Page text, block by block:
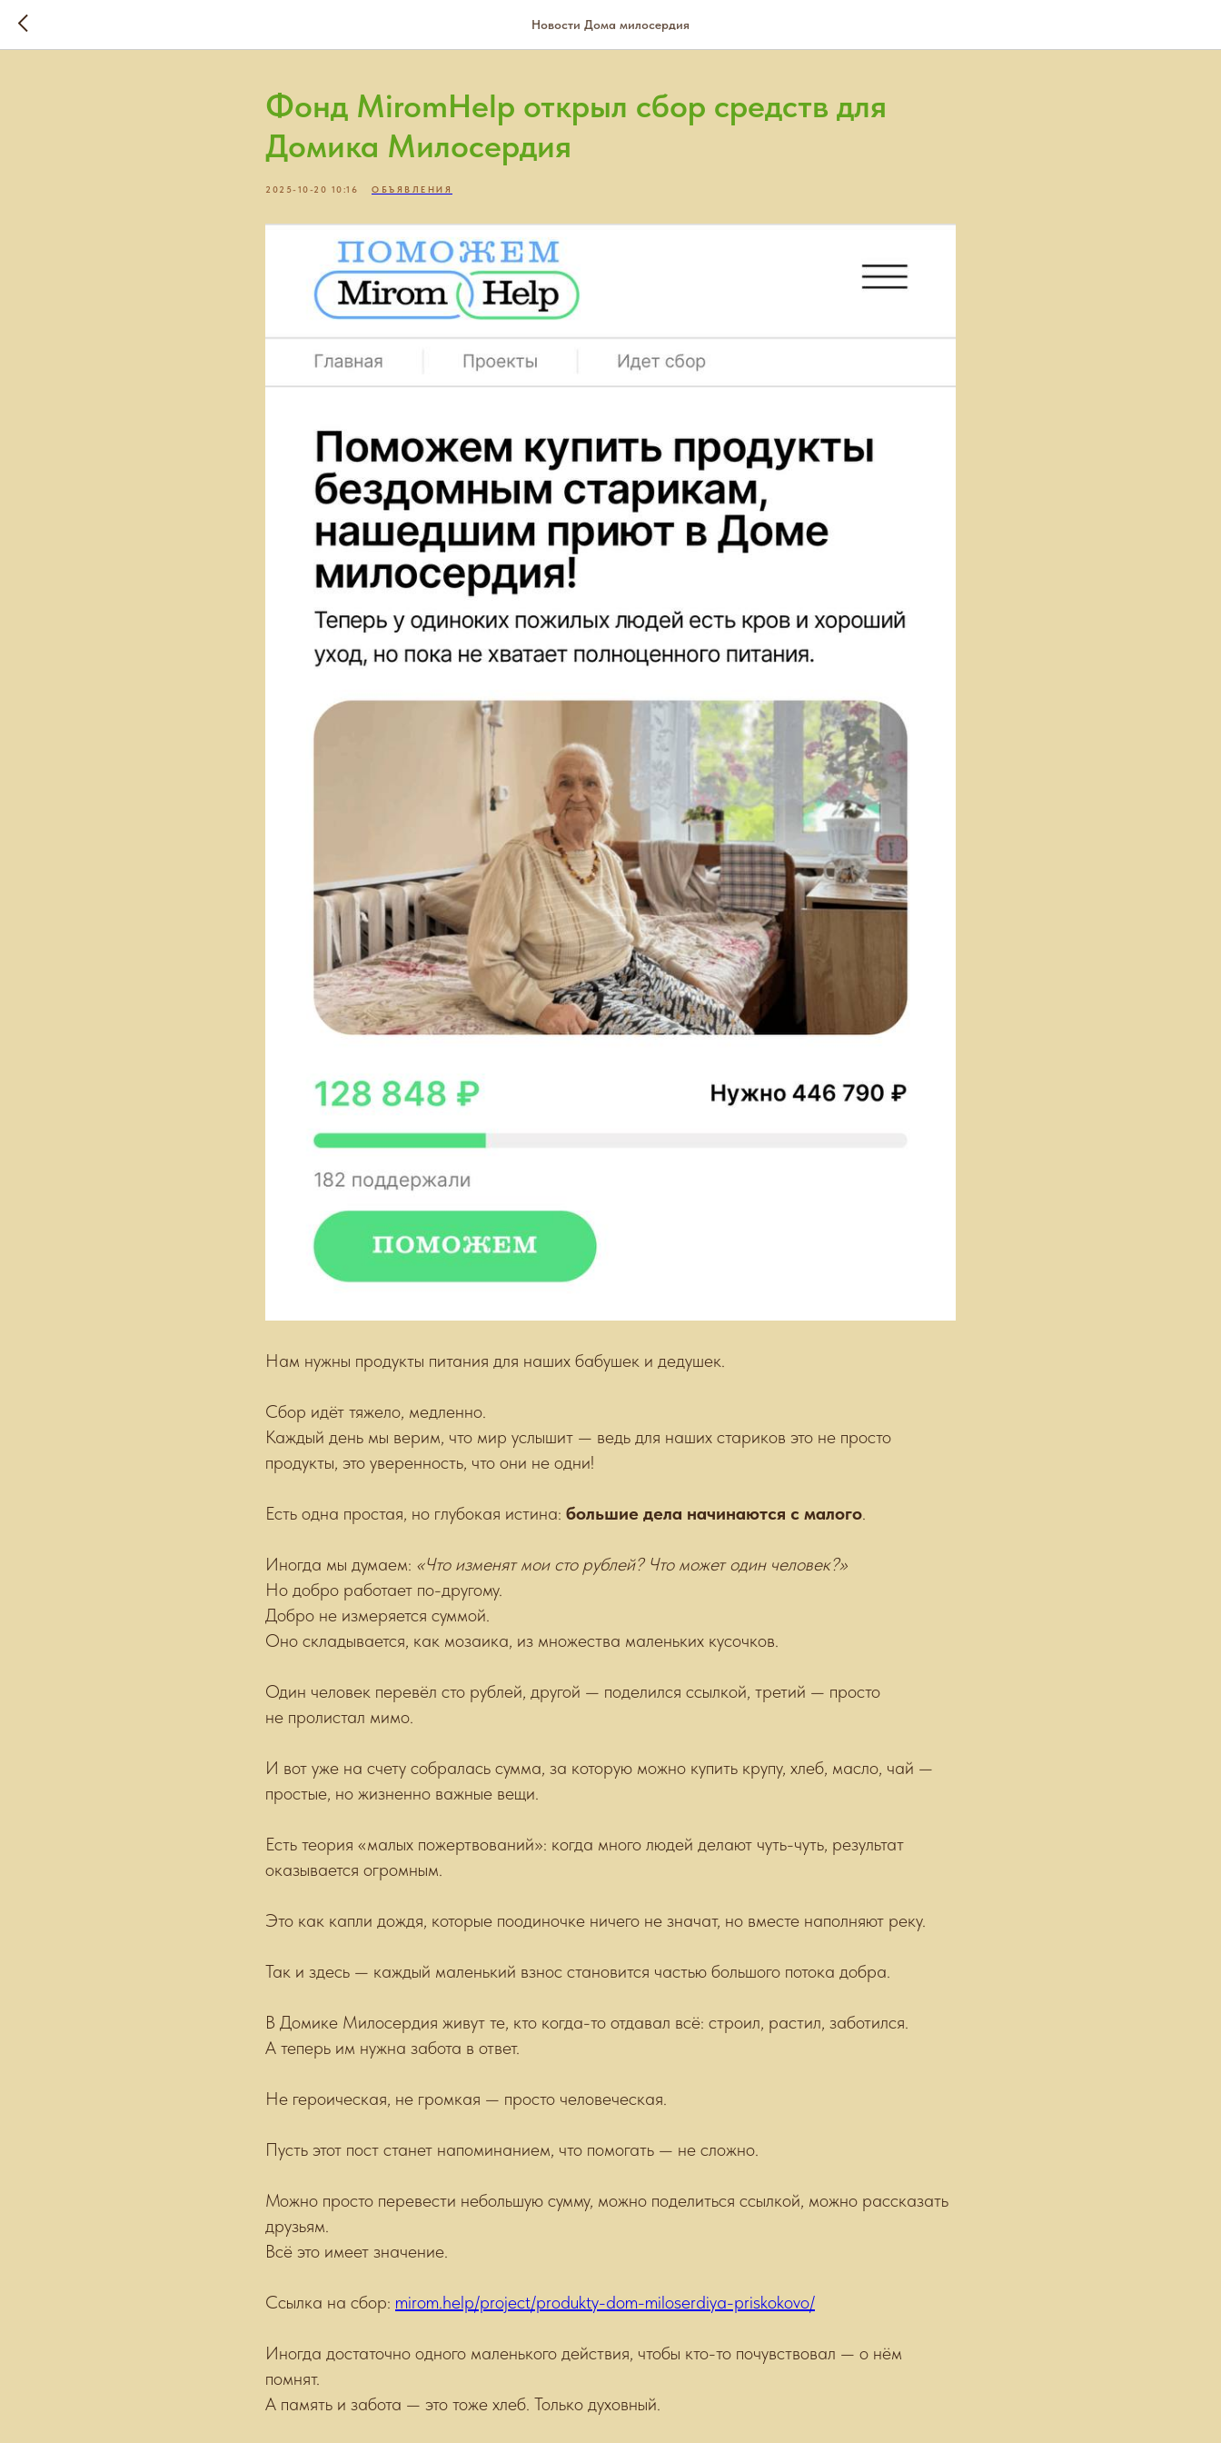
Новости Дома милосердия
Фонд MiromHelp открыл сбор средств для
Домика Милосердия
2025-10-20 10:16 ОБЪЯВЛЕНИЯ
Нам нужны продукты питания для наших бабушек и дедушек.
Сбор идёт тяжело, медленно.
Каждый день мы верим, что мир услышит — ведь для наших стариков это не просто
продукты, это уверенность, что они не одни!
Есть одна простая, но глубокая истина: большие дела начинаются с малого.
Иногда мы думаем: «Что изменят мои сто рублей? Что может один человек?»
Но добро работает по-другому.
Добро не измеряется суммой.
Оно складывается, как мозаика, из множества маленьких кусочков.
Один человек перевёл сто рублей, другой — поделился ссылкой, третий — просто
не пролистал мимо.
И вот уже на счету собралась сумма, за которую можно купить крупу, хлеб, масло, чай —
простые, но жизненно важные вещи.
Есть теория «малых пожертвований»: когда много людей делают чуть-чуть, результат
оказывается огромным.
Это как капли дождя, которые поодиночке ничего не значат, но вместе наполняют реку.
Так и здесь — каждый маленький взнос становится частью большого потока добра.
В Домике Милосердия живут те, кто когда-то отдавал всё: строил, растил, заботился.
А теперь им нужна забота в ответ.
Не героическая, не громкая — просто человеческая.
Пусть этот пост станет напоминанием, что помогать — не сложно.
Можно просто перевести небольшую сумму, можно поделиться ссылкой, можно рассказать
друзьям.
Всё это имеет значение.
Ссылка на сбор: mirom.help/project/produkty-dom-miloserdiya-priskokovo/
Иногда достаточно одного маленького действия, чтобы кто-то почувствовал — о нём
помнят.
А память и забота — это тоже хлеб. Только духовный.